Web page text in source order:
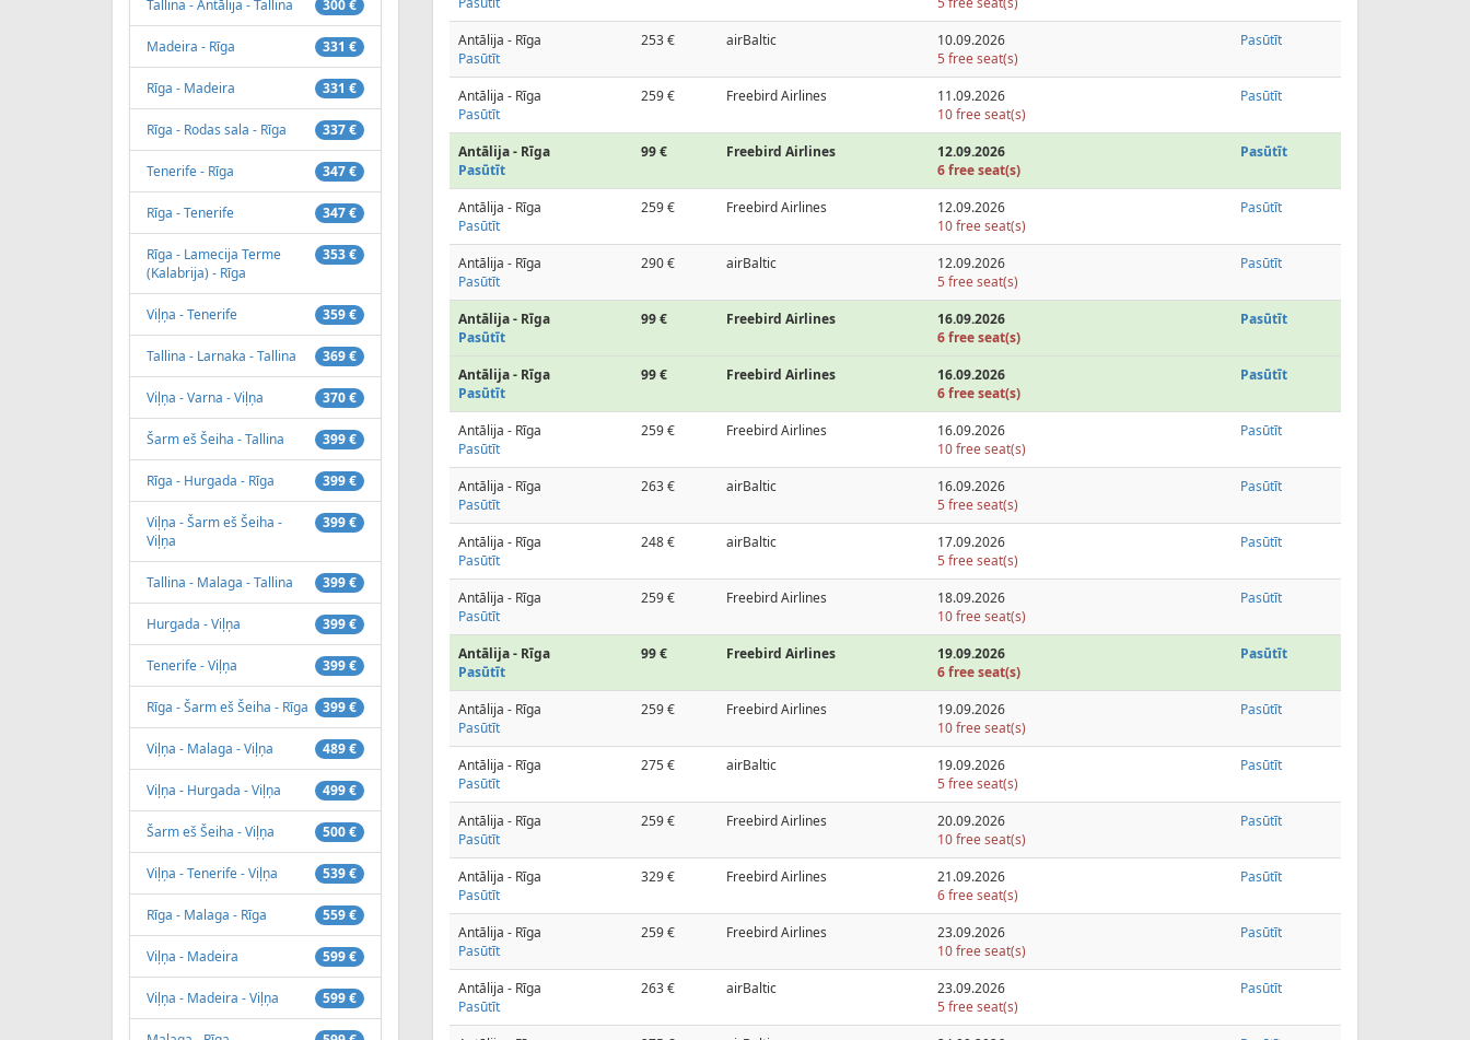
300 €
Tallina - Antālija - Tallina
331 €
Madeira - Rīga
331 €
Rīga - Madeira
337 €
Rīga - Rodas sala - Rīga
347 €
Tenerife - Rīga
347 €
Rīga - Tenerife
353 €
Rīga - Lamecija Terme
(Kalabrija) - Rīga
359 €
Viļņa - Tenerife
369 €
Tallina - Larnaka - Tallina
370 €
Viļņa - Varna - Viļņa
399 €
Šarm eš Šeiha - Tallina
399 €
Rīga - Hurgada - Rīga
399 €
Viļņa - Šarm eš Šeiha -
Viļņa
399 €
Tallina - Malaga - Tallina
399 €
Hurgada - Viļņa
399 €
Tenerife - Viļņa
399 €
Rīga - Šarm eš Šeiha - Rīga
489 €
Viļņa - Malaga - Viļņa
499 €
Viļņa - Hurgada - Viļņa
500 €
Šarm eš Šeiha - Viļņa
539 €
Viļņa - Tenerife - Viļņa
559 €
Rīga - Malaga - Rīga
599 €
Viļņa - Madeira
599 €
Viļņa - Madeira - Viļņa
Antālija - Rīga
Pasūtīt
253 € airBaltic
10.09.2026
5 free seat(s)
Pasūtīt
Antālija - Rīga
Pasūtīt
259 € Freebird Airlines
11.09.2026
10 free seat(s)
Pasūtīt
Antālija - Rīga
Pasūtīt
99 € Freebird Airlines
12.09.2026
6 free seat(s)
Pasūtīt
Antālija - Rīga
Pasūtīt
259 € Freebird Airlines
12.09.2026
10 free seat(s)
Pasūtīt
Antālija - Rīga
Pasūtīt
290 € airBaltic
12.09.2026
5 free seat(s)
Pasūtīt
Antālija - Rīga
Pasūtīt
99 € Freebird Airlines
16.09.2026
6 free seat(s)
Pasūtīt
Antālija - Rīga
Pasūtīt
99 € Freebird Airlines
16.09.2026
6 free seat(s)
Pasūtīt
Antālija - Rīga
Pasūtīt
259 € Freebird Airlines
16.09.2026
10 free seat(s)
Pasūtīt
Antālija - Rīga
Pasūtīt
263 € airBaltic
16.09.2026
5 free seat(s)
Pasūtīt
Antālija - Rīga
Pasūtīt
248 € airBaltic
17.09.2026
5 free seat(s)
Pasūtīt
Antālija - Rīga
Pasūtīt
259 € Freebird Airlines
18.09.2026
10 free seat(s)
Pasūtīt
Antālija - Rīga
Pasūtīt
99 € Freebird Airlines
19.09.2026
6 free seat(s)
Pasūtīt
Antālija - Rīga
Pasūtīt
259 € Freebird Airlines
19.09.2026
10 free seat(s)
Pasūtīt
Antālija - Rīga
Pasūtīt
275 € airBaltic
19.09.2026
5 free seat(s)
Pasūtīt
Antālija - Rīga
Pasūtīt
259 € Freebird Airlines
20.09.2026
10 free seat(s)
Pasūtīt
Antālija - Rīga
Pasūtīt
329 € Freebird Airlines
21.09.2026
6 free seat(s)
Pasūtīt
Antālija - Rīga
Pasūtīt
259 € Freebird Airlines
23.09.2026
10 free seat(s)
Pasūtīt
Antālija - Rīga
Pasūtīt
263 € airBaltic
23.09.2026
5 free seat(s)
Pasūtīt